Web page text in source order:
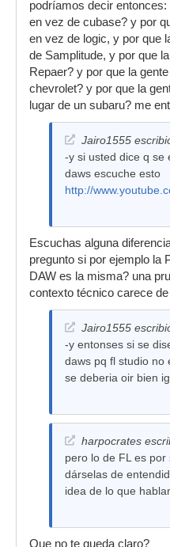
podríamos decir
en vez de cubase? y por
en vez de logic, y por que
de Samplitude, y por que
Repaer? y por que la
chevrolet? y por que la
lugar de un subaru? me
Jairo1555
-y si usted dice q se
daws escuche esto
http://
Escuchas alguna
pregunto si por ejemplo la
DAW es la misma? una
contexto técnico carece
Jairo1555
-y entonses si se
daws pq fl studio no
se deberia oir bien
harpocrates
pero lo de FL es
dárselas de
idea de lo que
Que no te queda claro?